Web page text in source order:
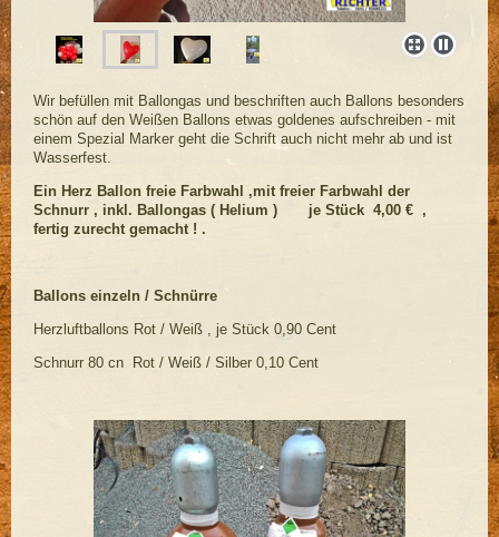
Wir befüllen mit Ballongas und beschriften auch Ballons besonders
schön auf den Weißen Ballons etwas goldenes aufschreiben - mit
einem Spezial Marker geht die Schrift auch nicht mehr ab und ist
Wasserfest.
Ein Herz Ballon freie Farbwahl ,mit freier Farbwahl der
Schnurr , inkl. Ballongas ( Helium ) je Stück 4,00 € ,
fertig zurecht gemacht ! .
Ballons einzeln / Schnürre
Herzluftballons Rot / Weiß , je Stück 0,90 Cent
Schnurr 80 cn Rot / Weiß / Silber 0,10 Cent